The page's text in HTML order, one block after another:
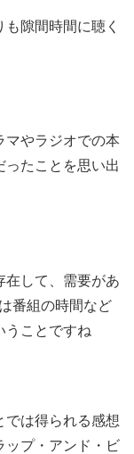
隙間時間に聴く
マやラジオでの本
ったことを思い出
在して、需要があ
番組の時間など
うことですね
では得られる感想
ップ・アンド・ビ